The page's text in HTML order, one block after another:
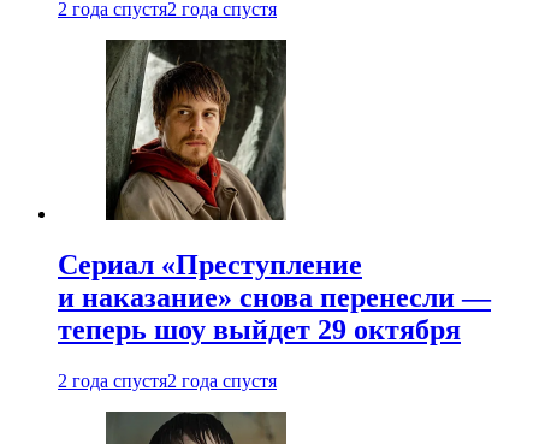
2 года спустя2 года спустя
Сериал «Преступление
и наказание» снова перенесли —
теперь шоу выйдет 29 октября
2 года спустя2 года спустя